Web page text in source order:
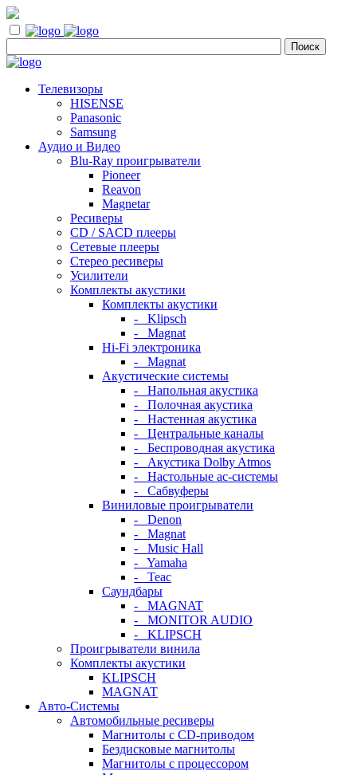
Телевизоры
HISENSE
Panasonic
Samsung
Аудио и Видео
Blu-Ray проигрыватели
Pioneer
Reavon
Magnetar
Ресиверы
CD / SACD плееры
Сетевые плееры
Стерео ресиверы
Усилители
Комплекты акустики
Комплекты акустики
- Klipsch
- Magnat
Hi-Fi электроника
- Magnat
Акустические системы
- Напольная акустика
- Полочная акустика
- Настенная акустика
- Центральные каналы
- Беспроводная акустика
- Акустика Dolby Atmos
- Настольные ас-системы
- Сабвуферы
Виниловые проигрыватели
- Denon
- Magnat
- Music Hall
- Yamaha
- Teac
Саундбары
- MAGNAT
- MONITOR AUDIO
- KLIPSCH
Проигрыватели винила
Комплекты акустики
KLIPSCH
MAGNAT
Авто-Системы
Автомобильные ресиверы
Магнитолы с CD-приводом
Бездисковые магнитолы
Магнитолы с процессором